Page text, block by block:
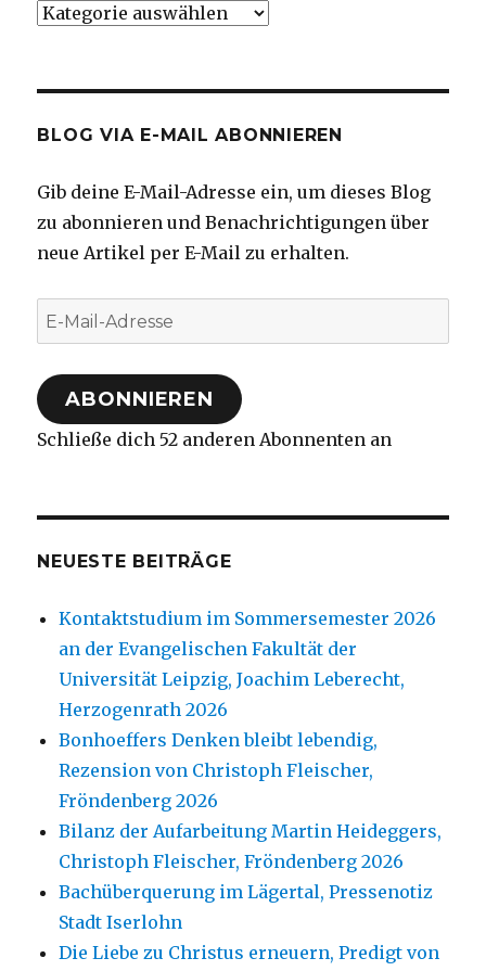
Kategorien
BLOG VIA E-MAIL ABONNIEREN
Gib deine E-Mail-Adresse ein, um dieses Blog
zu abonnieren und Benachrichtigungen über
neue Artikel per E-Mail zu erhalten.
E-
Mail-
Adresse
ABONNIEREN
Schließe dich 52 anderen Abonnenten an
NEUESTE BEITRÄGE
Kontaktstudium im Sommersemester 2026
an der Evangelischen Fakultät der
Universität Leipzig, Joachim Leberecht,
Herzogenrath 2026
Bonhoeffers Denken bleibt lebendig,
Rezension von Christoph Fleischer,
Fröndenberg 2026
Bilanz der Aufarbeitung Martin Heideggers,
Christoph Fleischer, Fröndenberg 2026
Bachüberquerung im Lägertal, Pressenotiz
Stadt Iserlohn
Die Liebe zu Christus erneuern, Predigt von